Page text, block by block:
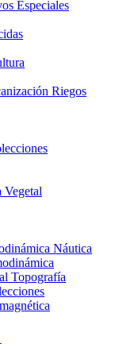
Especiales
Riegos
Náutica
Topografía